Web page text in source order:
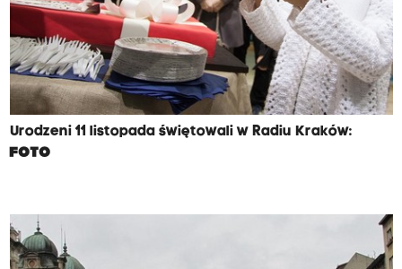
Urodzeni 11 listopada świętowali w Radiu Kraków:
FOTO